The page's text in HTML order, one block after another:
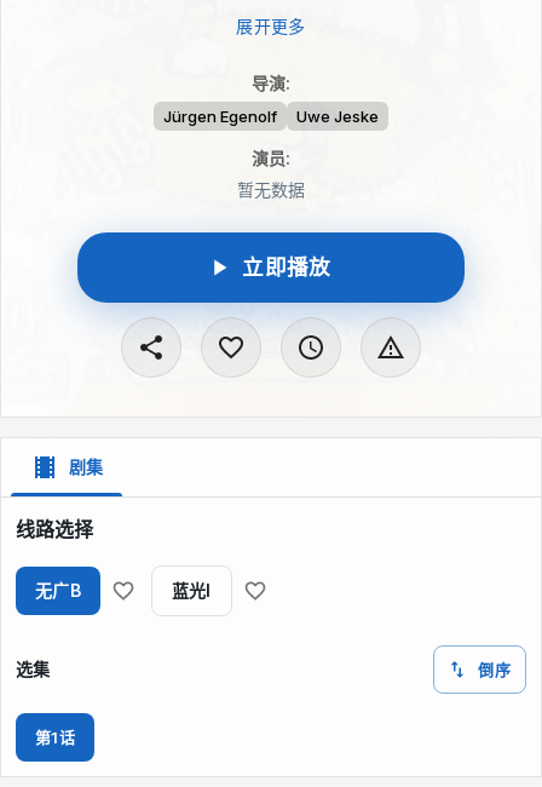
茂密而欢快的大森林里，由一只自称电视台解说员的胖大森林熊带
领观众进入各色动物的生活。那些千姿百态的森林居民和有趣小故
展开更多
导演:
Jürgen Egenolf Uwe Jeske
演员:
暂无数据
立即播放
剧集
线路选择
无广B 蓝光I
选集 倒序
第1话